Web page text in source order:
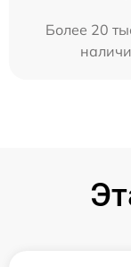
Более 20